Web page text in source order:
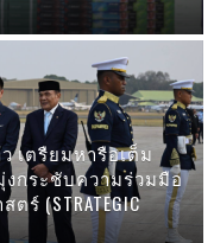
เตรืยมหารือเต็ม
กระชับความร่วมมือ
(STRATEGIC